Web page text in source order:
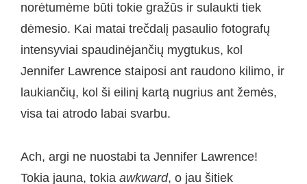
norėtumėme būti tokie gražūs ir sulaukti tiek
dėmesio. Kai matai trečdalį pasaulio fotografų
intensyviai spaudinėjančių mygtukus, kol
Jennifer Lawrence staiposi ant raudono kilimo, ir
laukiančių, kol ši eilinį kartą nugrius ant žemės,
visa tai atrodo labai svarbu.
Ach, argi ne nuostabi ta Jennifer Lawrence!
Tokia jauna, tokia awkward, o jau šitiek